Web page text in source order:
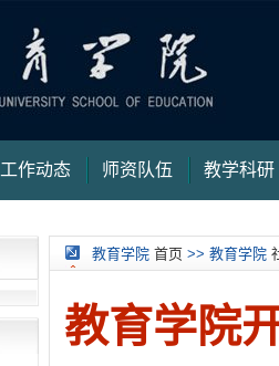
工作动态 师资队伍 教学科研
教育学院 首页 >> 教育学院
教育学院